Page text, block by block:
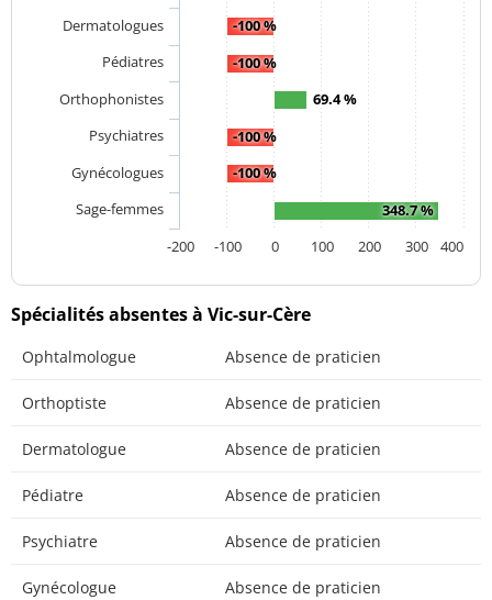
-100 %
-100 %
69.4 %
-100 %
-100 %
348.7 %
Dermatologues
Pédiatres
Orthophonistes
Psychiatres
Gynécologues
Sage-femmes
-200
-100 0 100 200 300 400
Spécialités absentes à Vic-sur-Cère
Ophtalmologue Absence de praticien
Orthoptiste Absence de praticien
Dermatologue Absence de praticien
Pédiatre Absence de praticien
Psychiatre Absence de praticien
Gynécologue Absence de praticien